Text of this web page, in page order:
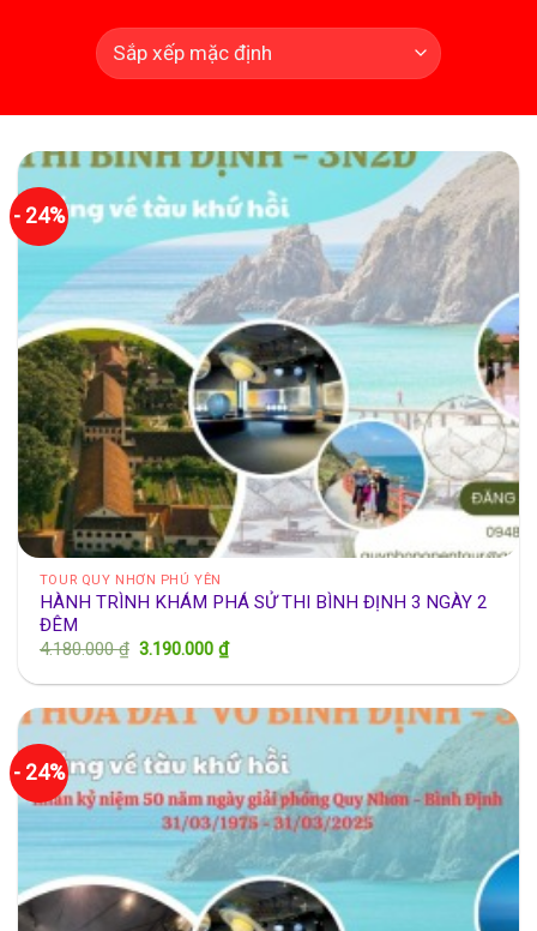
- 24%
TOUR QUY NHƠN PHÚ YÊN
HÀNH TRÌNH KHÁM PHÁ SỬ THI BÌNH ĐỊNH 3 NGÀY 2
ĐÊM
4.180.000₫ Giá
là:
3.190.000₫Giá
hiện
tại
3.190.000 ₫.
- 24%